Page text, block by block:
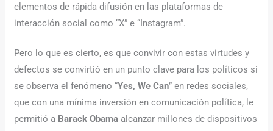
elementos de rápida difusión en las plataformas de
interacción social como “X” e “Instagram”.
Pero lo que es cierto, es que convivir con estas virtudes y
defectos se convirtió en un punto clave para los políticos si
se observa el fenómeno “Yes, We Can” en redes sociales,
que con una mínima inversión en comunicación política, le
permitió a Barack Obama alcanzar millones de dispositivos